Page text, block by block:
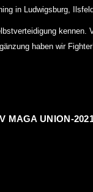
in Ludwigsburg,
haben wir
MAGA UNION-